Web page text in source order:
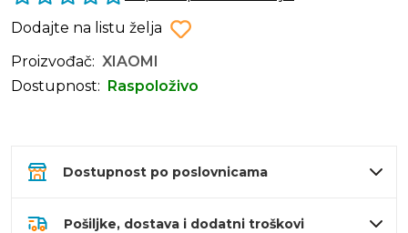
Dodajte na listu želja
Proizvođač: XIAOMI
Dostupnost:
Raspoloživo
Dostupnost po poslovnicama
Pošiljke, dostava i dodatni troškovi